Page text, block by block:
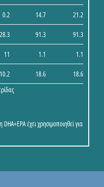
0.2 14.7 21.2
91.3 91.3
11 1.1 1.1
10.2 18.6 18.6
έχει χρησιμοποιηθεί για